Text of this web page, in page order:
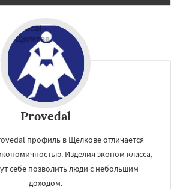
Provedal
профиль в Щелкове отличается
Изделия эконом класса,
себе позволить люди с небольшим
доходом.